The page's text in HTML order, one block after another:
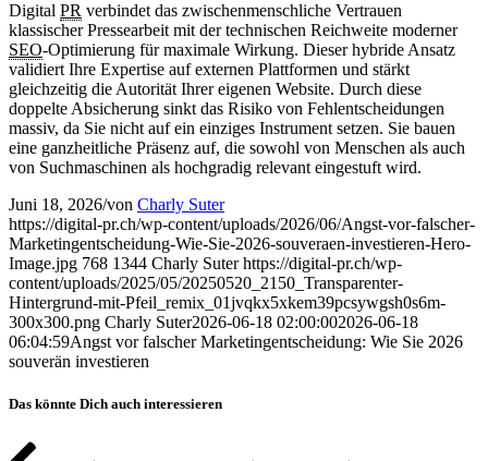
Digital PR verbindet das zwischenmenschliche Vertrauen
klassischer Pressearbeit mit der technischen Reichweite moderner
SEO-Optimierung für maximale Wirkung. Dieser hybride Ansatz
validiert Ihre Expertise auf externen Plattformen und stärkt
gleichzeitig die Autorität Ihrer eigenen Website. Durch diese
doppelte Absicherung sinkt das Risiko von Fehlentscheidungen
massiv, da Sie nicht auf ein einziges Instrument setzen. Sie bauen
eine ganzheitliche Präsenz auf, die sowohl von Menschen als auch
von Suchmaschinen als hochgradig relevant eingestuft wird.
Juni 18, 2026/von Charly Suter
https://digital-pr.ch/wp-content/uploads/2026/06/Angst-vor-falscher-
Marketingentscheidung-Wie-Sie-2026-souveraen-investieren-Hero-
Image.jpg 768 1344 Charly Suter https://digital-pr.ch/wp-
content/uploads/2025/05/20250520_2150_Transparenter-
Hintergrund-mit-Pfeil_remix_01jvqkx5xkem39pcsywgsh0s6m-
300x300.png Charly Suter2026-06-18 02:00:002026-06-18
06:04:59Angst vor falscher Marketingentscheidung: Wie Sie 2026
souverän investieren
Das könnte Dich auch interessieren